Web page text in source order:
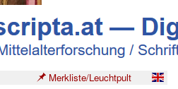
Merkliste/Leuchtpult